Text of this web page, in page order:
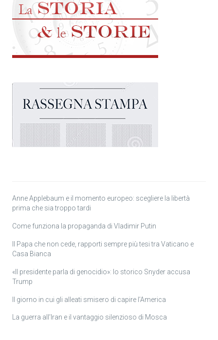
Anne Applebaum e il momento europeo: scegliere la libertà
prima che sia troppo tardi
Come funziona la propaganda di Vladimir Putin
Il Papa che non cede, rapporti sempre più tesi tra Vaticano e
Casa Bianca
«Il presidente parla di genocidio»: lo storico Snyder accusa
Trump
Il giorno in cui gli alleati smisero di capire l’America
La guerra all’Iran e il vantaggio silenzioso di Mosca